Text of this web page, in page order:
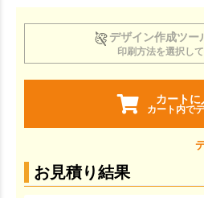
デザイン作成ツー
印刷方法を選択し
カートに
カート内で
お見積り結果